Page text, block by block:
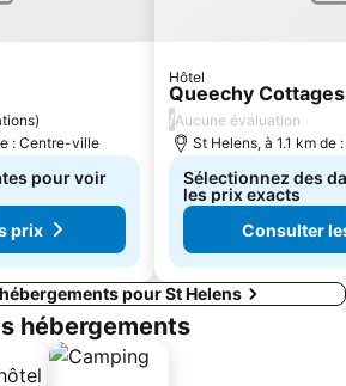
)
: Centre-ville
pour voir
prix
Hôtel
Queechy Cottages
/Aucune évaluation
St Helens, à 1.1 km de
Sélectionnez des
les prix exacts
Consulter
pour St Helens
hébergements